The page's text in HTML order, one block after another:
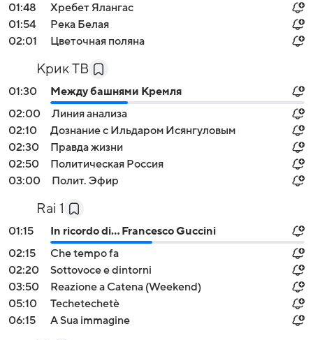
01:48
Хребет Ялангас
01:54
Река Белая
02:01
Цветочная поляна
Крик ТВ
01:30
Между башнями Кремля
02:00
Линия анализа
02:10
Дознание с Ильдаром Исянгуловым
02:30
Правда жизни
02:50
Политическая Россия
03:00
Полит. Эфир
Rai 1
01:15
In ricordo di... Francesco Guccini
02:15
Che tempo fa
02:20
Sottovoce e dintorni
03:50
Reazione a Catena (Weekend)
05:10
Techetechetè
06:15
A Sua immagine